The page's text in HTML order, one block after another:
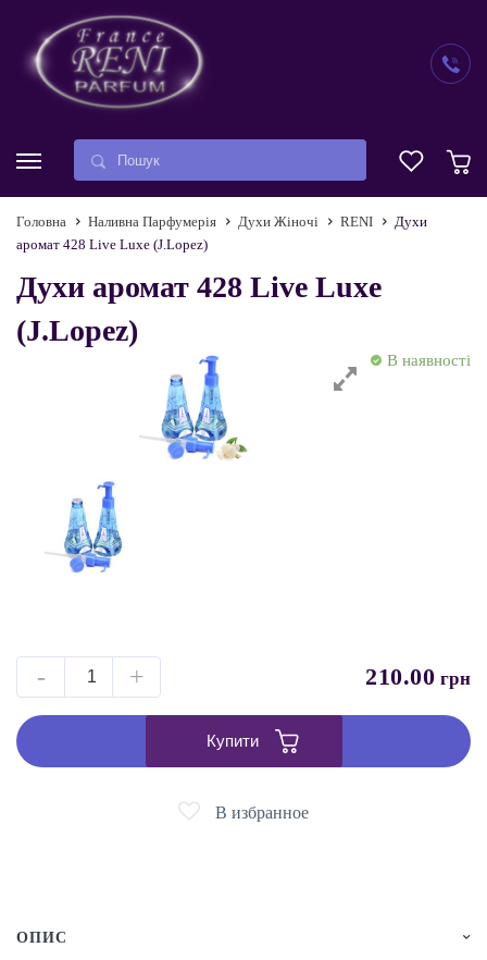
Головна Наливна Парфумерія Духи Жіночі RENI
Духи
аромат 428 Live Luxe (J.Lopez)
Духи аромат 428 Live Luxe
(J.Lopez)
В наявності
- + 210.00 грн
Купити
В избранное
ОПИС